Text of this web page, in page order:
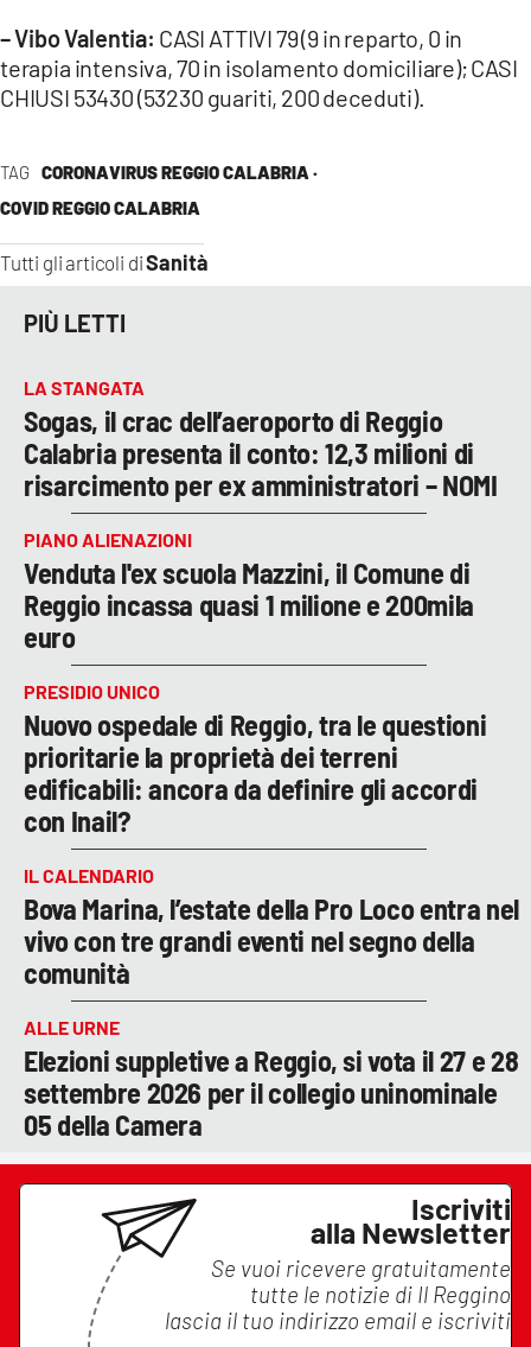
TAG
CORONAVIRUS REGGIO CALABRIA ·
COVID REGGIO CALABRIA
Tutti gli articoli diSanità
– Vibo Valentia: CASI ATTIVI 79 (9 in reparto, 0 in
terapia intensiva, 70 in isolamento domiciliare); CASI
CHIUSI 53430 (53230 guariti, 200 deceduti).
PIÙ LETTI
LA STANGATA
Sogas, il crac dell’aeroporto di Reggio
Calabria presenta il conto: 12,3 milioni di
risarcimento per ex amministratori – NOMI
PIANO ALIENAZIONI
Venduta l'ex scuola Mazzini, il Comune di
Reggio incassa quasi 1 milione e 200mila
euro
PRESIDIO UNICO
Nuovo ospedale di Reggio, tra le questioni
prioritarie la proprietà dei terreni
edificabili: ancora da definire gli accordi
con Inail?
IL CALENDARIO
Bova Marina, l’estate della Pro Loco entra nel
vivo con tre grandi eventi nel segno della
comunità
ALLE URNE
Elezioni suppletive a Reggio, si vota il 27 e 28
settembre 2026 per il collegio uninominale
05 della Camera
Iscriviti
alla Newsletter
Se vuoi ricevere gratuitamente
tutte le notizie di Il Reggino
lascia il tuo indirizzo email e iscriviti